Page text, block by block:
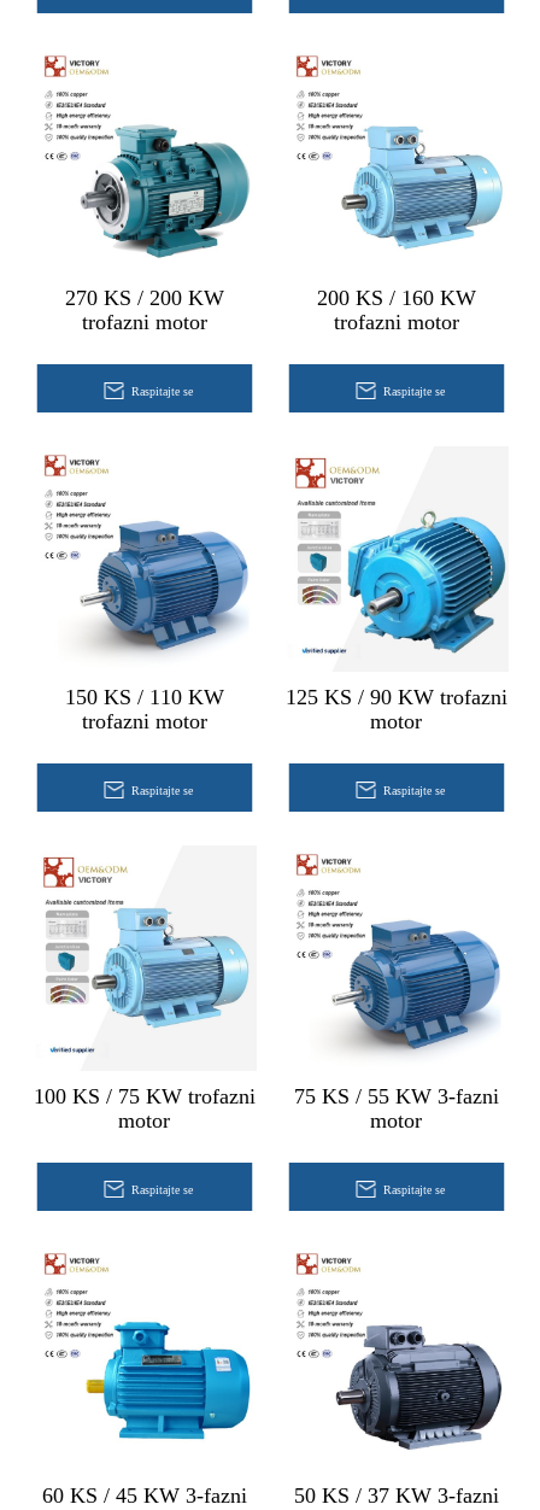
270 KS / 200 KW
trofazni motor
Raspitajte se
200 KS / 160 KW
trofazni motor
Raspitajte se
150 KS / 110 KW
trofazni motor
Raspitajte se
125 KS / 90 KW trofazni
motor
Raspitajte se
100 KS / 75 KW trofazni
motor
Raspitajte se
75 KS / 55 KW 3-fazni
motor
Raspitajte se
60 KS / 45 KW 3-fazni
50 KS / 37 KW 3-fazni